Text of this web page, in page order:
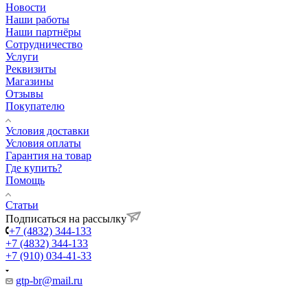
Новости
Наши работы
Наши партнёры
Сотрудничество
Услуги
Реквизиты
Магазины
Отзывы
Покупателю
Условия доставки
Условия оплаты
Гарантия на товар
Где купить?
Помощь
Статьи
Подписаться на рассылку
+7 (4832) 344-133
+7 (4832) 344-133
+7 (910) 034-41-33
gtp-br@mail.ru